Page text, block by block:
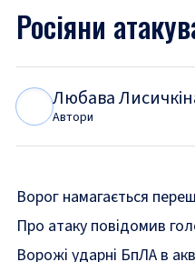
Росіяни
Любава
Автори
Ворог намагається
Про атаку повідомив
Ворожі ударні БпЛА в